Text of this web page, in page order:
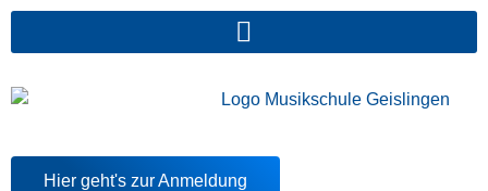
Hier geht's zur Anmeldung